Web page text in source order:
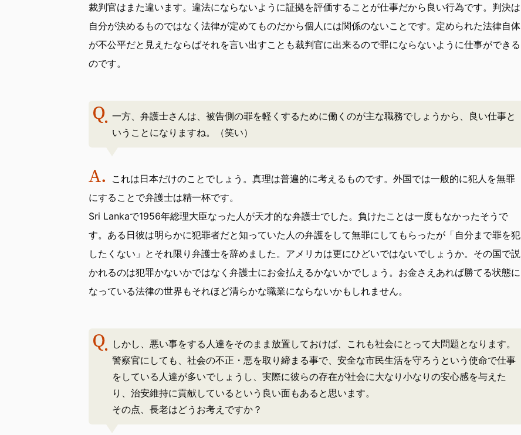
裁判官はまた違います。違法にならないように証拠を評価することが仕事だから良い行為です。判決は
自分が決めるものではなく法律が定めてものだから個人には関係のないことです。定められた法律自体
が不公平だと見えたならばそれを言い出すことも裁判官に出来るので罪にならないように仕事ができる
のです。
一方、弁護士さんは、被告側の罪を軽くするために働くのが主な職務でしょうから、良い仕事と
いうことになりますね。（笑い）
これは日本だけのことでしょう。真理は普遍的に考えるものです。外国では一般的に犯人を無罪
にすることで弁護士は精一杯です。
Sri Lankaで1956年総理大臣なった人が天才的な弁護士でした。負けたことは一度もなかったそうで
す。ある日彼は明らかに犯罪者だと知っていた人の弁護をして無罪にしてもらったが「自分まで罪を犯
したくない」とそれ限り弁護士を辞めました。アメリカは更にひどいではないでしょうか。その国で説
かれるのは犯罪かないかではなく弁護士にお金払えるかないかでしょう。お金さえあれば勝てる状態に
なっている法律の世界もそれほど清らかな職業にならないかもしれません。
しかし、悪い事をする人達をそのまま放置しておけば、これも社会にとって大問題となります。
警察官にしても、社会の不正・悪を取り締まる事で、安全な市民生活を守ろうという使命で仕事
をしている人達が多いでしょうし、実際に彼らの存在が社会に大なり小なりの安心感を与えた
り、治安維持に貢献しているという良い面もあると思います。
その点、長老はどうお考えですか？